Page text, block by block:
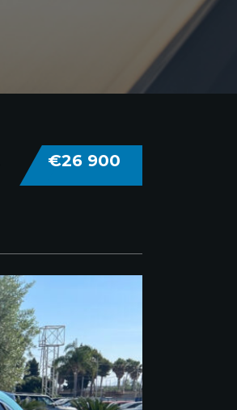
€26 900